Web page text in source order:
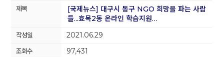
[국제뉴스] 대구시 동구 NGO 희망을 파는 사람
들...효목2동 온라인 학습지원…
2021.06.29
97,431